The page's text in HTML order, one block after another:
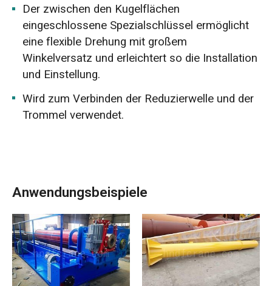
Der zwischen den Kugelflächen
eingeschlossene Spezialschlüssel ermöglicht
eine flexible Drehung mit großem
Winkelversatz und erleichtert so die Installation
und Einstellung.
Wird zum Verbinden der Reduzierwelle und der
Trommel verwendet.
Anwendungsbeispiele